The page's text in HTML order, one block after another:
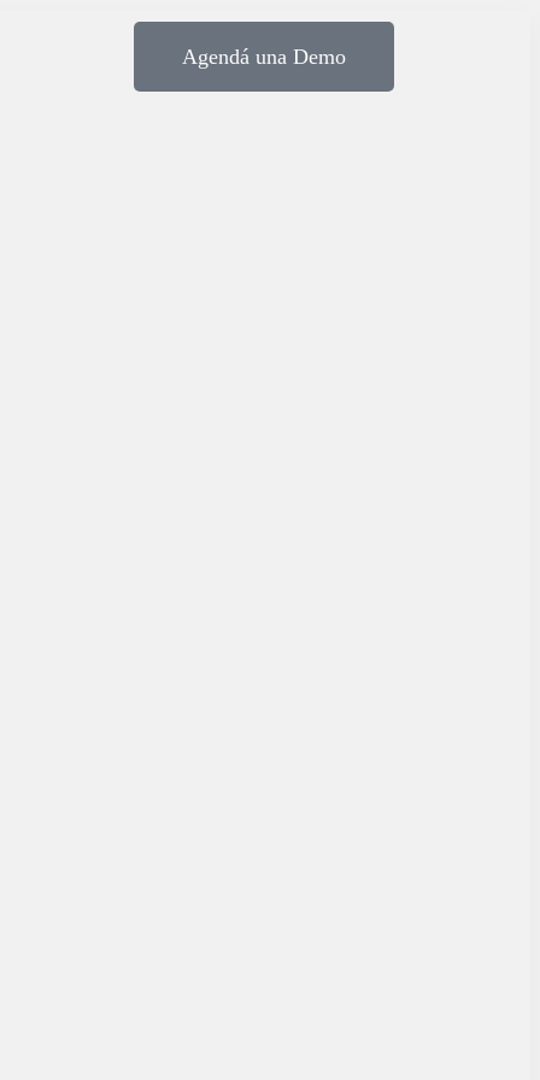
Agendá una Demo